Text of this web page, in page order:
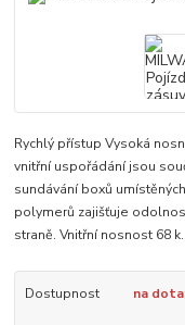
Rychlý přístup Vysoká
vnitřní uspořádání jsou
sundávání boxů
polymerů zajišťuje
straně. Vnitřní nosnost 68
Dostupnost na